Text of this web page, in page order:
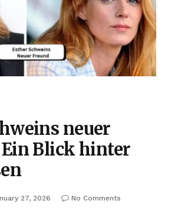
neuer
Blick hinter
27, 2026
No Comments